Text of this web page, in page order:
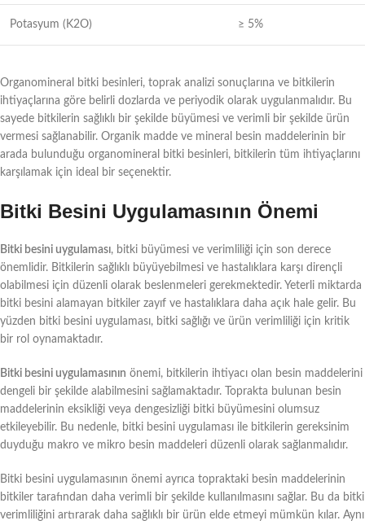
Potasyum (K2O) ≥ 5%
Organomineral bitki besinleri, toprak analizi sonuçlarına ve bitkilerin
ihtiyaçlarına göre belirli dozlarda ve periyodik olarak uygulanmalıdır. Bu
sayede bitkilerin sağlıklı bir şekilde büyümesi ve verimli bir şekilde ürün
vermesi sağlanabilir. Organik madde ve mineral besin maddelerinin bir
arada bulunduğu organomineral bitki besinleri, bitkilerin tüm ihtiyaçlarını
karşılamak için ideal bir seçenektir.
Bitki Besini Uygulamasının Önemi
Bitki besini uygulaması, bitki büyümesi ve verimliliği için son derece
önemlidir. Bitkilerin sağlıklı büyüyebilmesi ve hastalıklara karşı dirençli
olabilmesi için düzenli olarak beslenmeleri gerekmektedir. Yeterli miktarda
bitki besini alamayan bitkiler zayıf ve hastalıklara daha açık hale gelir. Bu
yüzden bitki besini uygulaması, bitki sağlığı ve ürün verimliliği için kritik
bir rol oynamaktadır.
Bitki besini uygulamasının önemi, bitkilerin ihtiyacı olan besin maddelerini
dengeli bir şekilde alabilmesini sağlamaktadır. Toprakta bulunan besin
maddelerinin eksikliği veya dengesizliği bitki büyümesini olumsuz
etkileyebilir. Bu nedenle, bitki besini uygulaması ile bitkilerin gereksinim
duyduğu makro ve mikro besin maddeleri düzenli olarak sağlanmalıdır.
Bitki besini uygulamasının önemi ayrıca topraktaki besin maddelerinin
bitkiler tarafından daha verimli bir şekilde kullanılmasını sağlar. Bu da bitki
verimliliğini artırarak daha sağlıklı bir ürün elde etmeyi mümkün kılar. Aynı